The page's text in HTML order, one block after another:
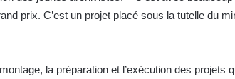
prix. C’est un projet placé sous la tutelle du
la préparation et l’exécution des projets